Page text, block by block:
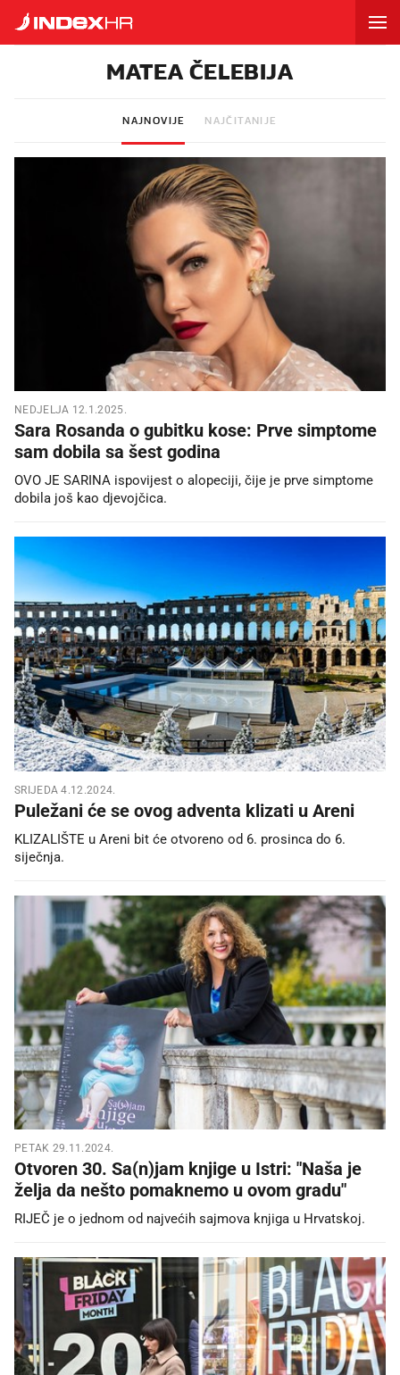
MATEA ČELEBIJA
NAJNOVIJE NAJČITANIJE
NEDJELJA 12.1.2025.
Sara Rosanda o gubitku kose: Prve simptome
sam dobila sa šest godina
OVO JE SARINA ispovijest o alopeciji, čije je prve simptome
dobila još kao djevojčica.
SRIJEDA 4.12.2024.
Puležani će se ovog adventa klizati u Areni
KLIZALIŠTE u Areni bit će otvoreno od 6. prosinca do 6.
siječnja.
PETAK 29.11.2024.
Otvoren 30. Sa(n)jam knjige u Istri: "Naša je
želja da nešto pomaknemo u ovom gradu"
RIJEČ je o jednom od najvećih sajmova knjiga u Hrvatskoj.